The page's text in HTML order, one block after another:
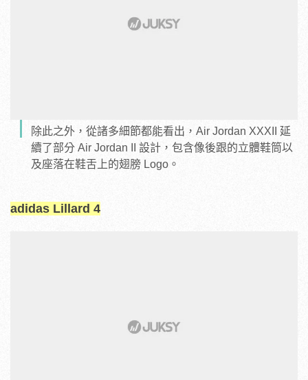
除此之外，從諸多細節都能看出，Air Jordan XXXII 延
續了部分 Air Jordan II 設計，包含像後跟的立體鞋筒以
及座落在鞋舌上的翅膀 Logo。
adidas Lillard 4